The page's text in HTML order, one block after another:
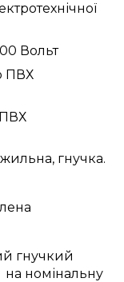
Вольт
ПВХ
ПВХ
гнучка.
гнучкий
номінальну